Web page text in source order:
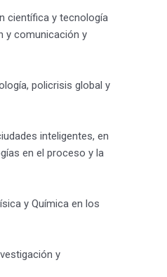
científica y tecnología
y comunicación y
policrisis global y
inteligentes, en
en el proceso y la
y Química en los
y